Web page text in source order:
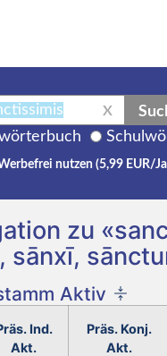
X
nutzen (5,99 EUR/
zu
sānxī,
Aktiv
Ind.
Akt.
Präs. Konj.
Akt.